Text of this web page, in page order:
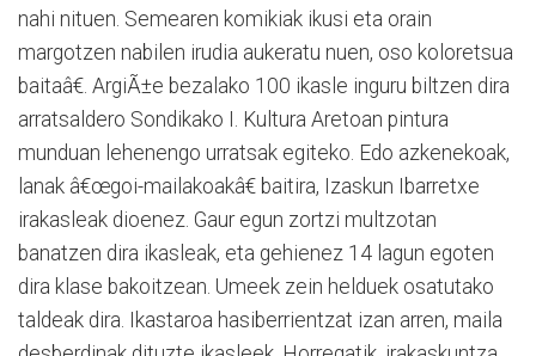
nahi nituen. Semearen komikiak ikusi eta orain
margotzen nabilen irudia aukeratu nuen, oso koloretsua
baitaâ€. ArgiÃ±e bezalako 100 ikasle inguru biltzen dira
arratsaldero Sondikako I. Kultura Aretoan pintura
munduan lehenengo urratsak egiteko. Edo azkenekoak,
lanak â€œgoi-mailakoakâ€ baitira, Izaskun Ibarretxe
irakasleak dioenez. Gaur egun zortzi multzotan
banatzen dira ikasleak, eta gehienez 14 lagun egoten
dira klase bakoitzean. Umeek zein helduek osatutako
taldeak dira. Ikastaroa hasiberrientzat izan arren, maila